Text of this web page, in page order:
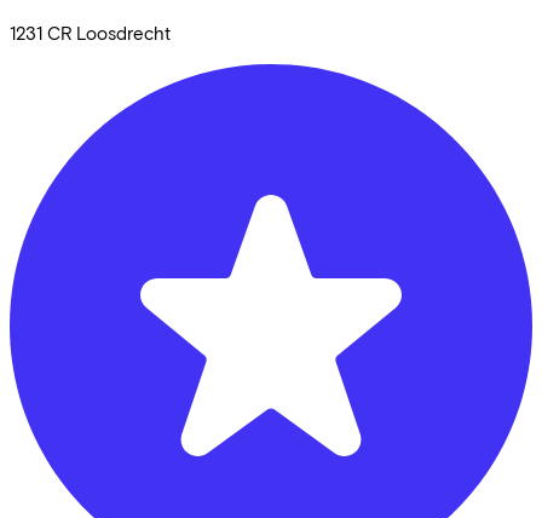
1231 CR Loosdrecht